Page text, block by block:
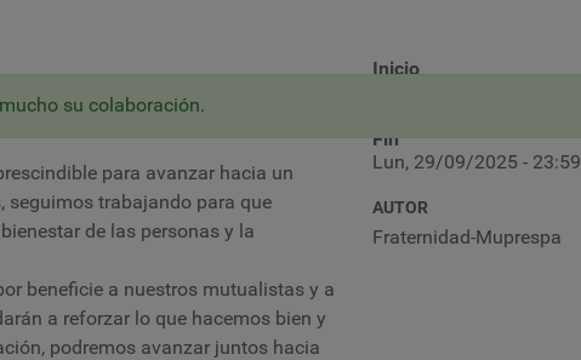
para avanzar hacia un
seguimos trabajando para que
bienestar de las personas y la
beneficie a nuestros mutualistas y a
a reforzar lo que hacemos bien y
podremos avanzar juntos hacia
su colaboración.
Inicio
Fin
Lun, 29/09/2025 - 23:59
AUTOR
Fraternidad-Muprespa